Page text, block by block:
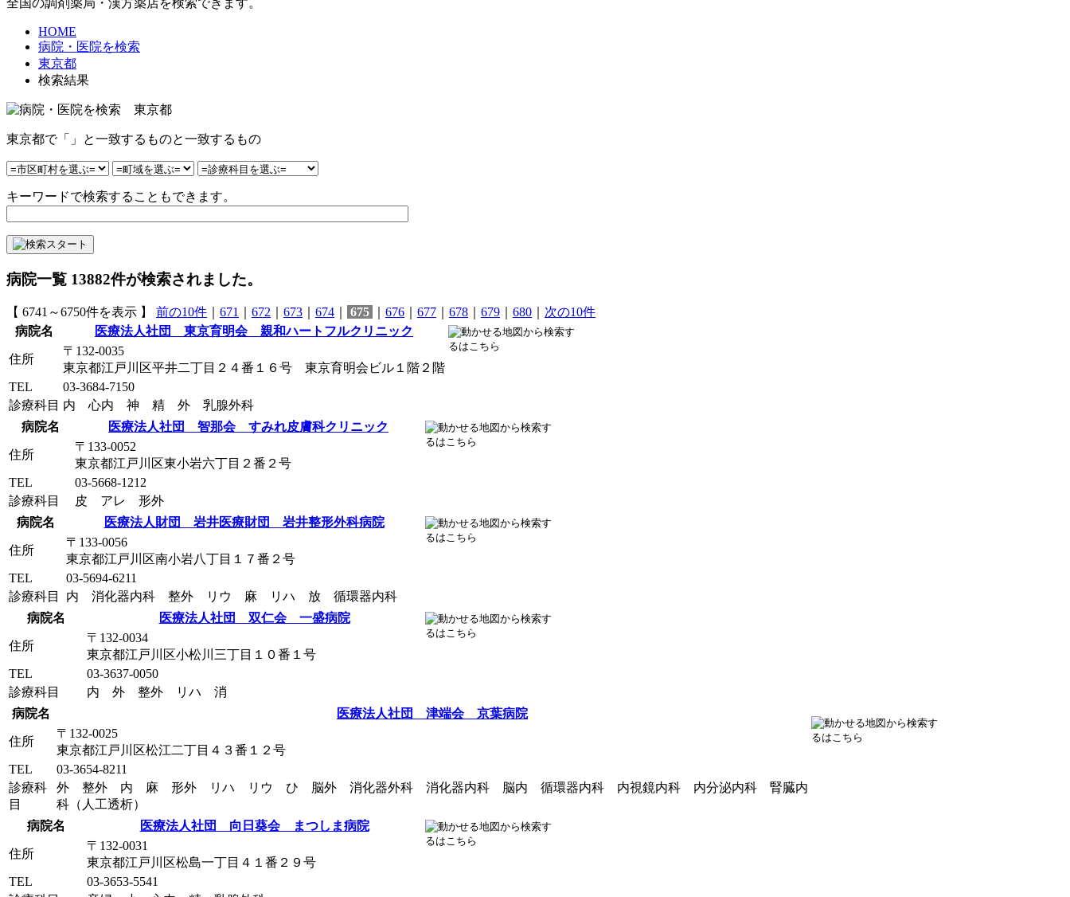
HOME
病院・医院を検索
東京都
検索結果
東京都で「」と一致するものと一致するもの
キーワードで検索することもできます。
病院一覧 13882件が検索されました。
【 6741～6750件を表示 】 前の10件 671 672 673 674 675 676 677 678 679 680
次の10件
病院名
医療法人社団 東京育明会 親和ハートフルクリニック
住所
〒132-0035
東京都江戸川区平井二丁目２４番１６号 東京育明会ビル１階２階
TEL
03-3684-7150
診療科目 内 心内 神 精 外 乳腺外科
病院名
医療法人社団 智那会 すみれ皮膚科クリニック
住所
〒133-0052
東京都江戸川区東小岩六丁目２番２号
TEL
03-5668-1212
診療科目
皮 アレ 形外
病院名
医療法人財団 岩井医療財団 岩井整形外科病院
住所
〒133-0056
東京都江戸川区南小岩八丁目１７番２号
TEL
03-5694-6211
診療科目
内 消化器内科 整外 リウ 麻 リハ 放 循環器内科
病院名
医療法人社団 双仁会 一盛病院
住所
〒132-0034
東京都江戸川区小松川三丁目１０番１号
TEL
03-3637-0050
診療科目
内 外 整外 リハ 消
病院名
医療法人社団 津端会 京葉病院
住所
〒132-0025
東京都江戸川区松江二丁目４３番１２号
TEL
03-3654-8211
診療科
目
外 整外 内 麻 形外 リハ リウ ひ 脳外 消化器外科 消化器内科 脳内 循環器内科 内視鏡内科 内分泌内科 腎臓内
科（人工透析）
病院名
医療法人社団 向日葵会 まつしま病院
住所
〒132-0031
東京都江戸川区松島一丁目４１番２９号
TEL
03-3653-5541